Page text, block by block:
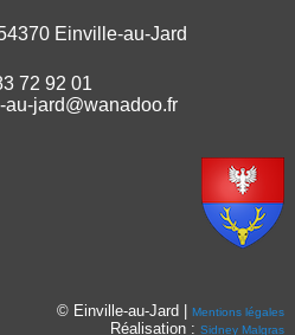
Einville-au-Jard
72 92 01
jard@wanadoo.fr
© Einville-au-Jard |Mentions légales
Réalisation :Sidney Malgras